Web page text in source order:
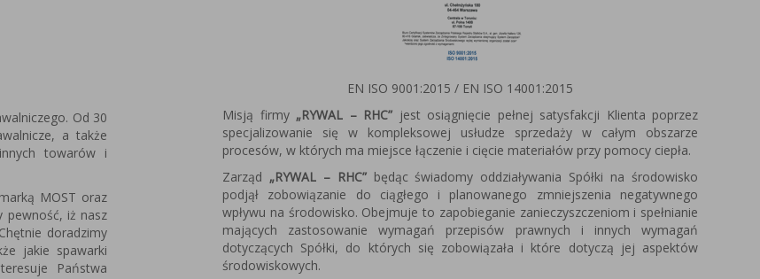
Od 30
a także
towarów i
MOST oraz
pewność, iż nasz
doradzimy
jakie spawarki
Państwa
EN ISO 9001:2015 / EN ISO 14001:2015
Misją firmy „RYWAL – RHC” jest osiągnięcie pełnej satysfakcji Klienta poprzez
specjalizowanie się w kompleksowej usłudze sprzedaży w całym obszarze
procesów, w których ma miejsce łączenie i cięcie materiałów przy pomocy ciepła.
Zarząd „RYWAL – RHC”będąc świadomy oddziaływania Spółki na środowisko
podjął zobowiązanie do ciągłego i planowanego zmniejszenia negatywnego
wpływu na środowisko. Obejmuje to zapobieganie zanieczyszczeniom i spełnianie
mających zastosowanie wymagań przepisów prawnych i innych wymagań
dotyczących Spółki, do których się zobowiązała i które dotyczą jej aspektów
środowiskowych.